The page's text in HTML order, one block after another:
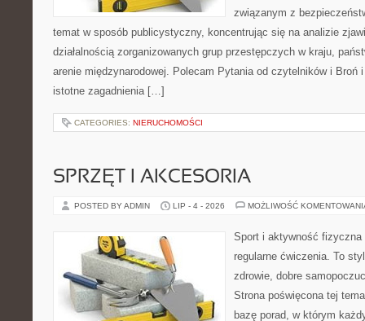
związanym z
temat w sposób publicystyczny, koncentrując się na analizie
działalnością zorganizowanych grup przestępczych w kraju,
arenie międzynarodowej. Polecam Pytania od czytelników i Broń
istotne zagadnienia […]
CATEGORIES: NIERUCHOMOŚCI
SPRZĘT I AKCESORIA
POSTED BY ADMIN LIP - 4 - 2026 MOŻLIWOŚĆ
Sport i aktywność
regularne ćwiczenia. To
zdrowie, dobre
Strona poświęcona tej
bazę porad, w którym